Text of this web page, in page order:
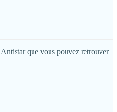
que vous pouvez retrouver